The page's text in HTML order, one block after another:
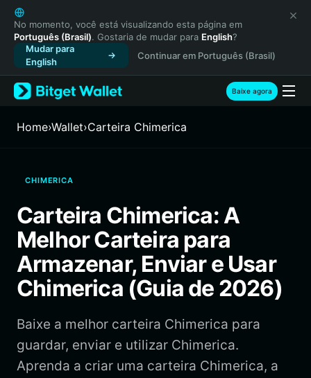
English
日本語
Tiếng Việt
Русский
Español (Latinoamérica)
Türkçe
Français
繁體中文
Bahasa Indonesia
ภาษาไทย
Español
Português (Brasil)
No momento, você está visualizando esta página em
Português (Brasil). Gostaria de mudar para English?
Mudar para
English
Continuar em Português (Brasil)
Baixe agora
Home›Wallet›Carteira Chimerica
CHIMERICA
Carteira Chimerica: A
Melhor Carteira para
Armazenar, Enviar e Usar
Chimerica (Guia de 2026)
Baixe a melhor carteira Chimerica para
guardar, enviar e utilizar Chimerica.
Aprenda a criar uma carteira Chimerica, a